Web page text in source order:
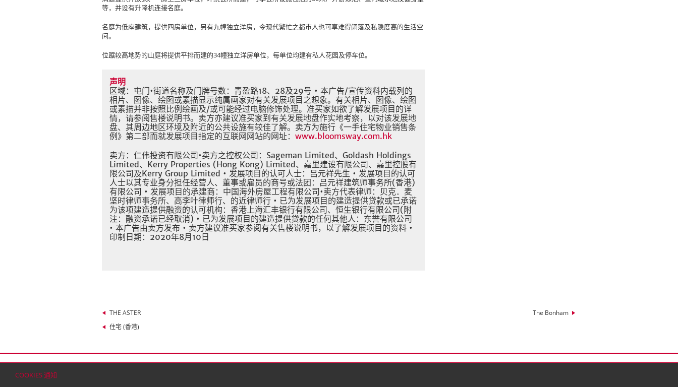
COOKIES 通知
等，并设有升降机连接名庭。
名庭为低座建筑，提供四房单位，另有九幢独立洋房，令现代繁忙之都市人也可享难得阔落及私隐度高的生活空
间。
位踞较高地势的山庭将提供平排而建的34幢独立洋房单位，每单位均建有私人花园及停车位。
声明
区域：屯门•街道名称及门牌号数：青盈路18、28及29号 • 本广告/宣传资料内载列的
相片、图像、绘图或素描显示纯属画家对有关发展项目之想象。有关相片、图像、绘图
或素描并非按照比例绘画及/或可能经过电脑修饰处理。准买家如欲了解发展项目的详
情，请参阅售楼说明书。卖方亦建议准买家到有关发展地盘作实地考察，以对该发展地
盘、其周边地区环境及附近的公共设施有较佳了解。卖方为施行《一手住宅物业销售条
例》第二部而就发展项目指定的互联网网站的网址： www.bloomsway.com.hk
卖方：仁伟投资有限公司•卖方之控权公司：Sageman Limited、Goldash Holdings
Limited、Kerry Properties (Hong Kong) Limited、嘉里建设有限公司、嘉里控股有
限公司及Kerry Group Limited • 发展项目的认可人士：吕元祥先生 • 发展项目的认可
人士以其专业身分担任经营人、董事或雇员的商号或法团：吕元祥建筑师事务所(香港)
有限公司 • 发展项目的承建商：中国海外房屋工程有限公司•卖方代表律师：贝克．麦
坚时律师事务所、高李叶律师行、的近律师行 • 已为发展项目的建造提供贷款或已承诺
为该项建造提供融资的认可机构：香港上海汇丰银行有限公司、恒生银行有限公司(附
注：融资承诺已经取消) • 已为发展项目的建造提供贷款的任何其他人：东誉有限公司
• 本广告由卖方发布 • 卖方建议准买家参阅有关售楼说明书，以了解发展项目的资料 •
印制日期：2020年8月10日
THE ASTER
The Bonham
住宅 (香港)